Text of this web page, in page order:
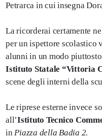
Petrarca in cui insegna
La ricorderai certamente
per un ispettore scolastico
alunni in un modo
Istituto Statale “Vittoria
scene degli interni della
Le riprese esterne invece
all’Istituto Tecnico
in Piazza della Badia 2.